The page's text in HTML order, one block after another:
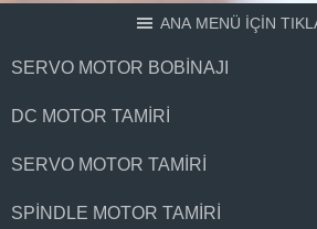
ANA MENÜ İÇİN
SERVO MOTOR BOBINAJI
DC MOTOR TAMIRI
SERVO MOTOR TAMIRI
SPINDLE MOTOR TAMIRI